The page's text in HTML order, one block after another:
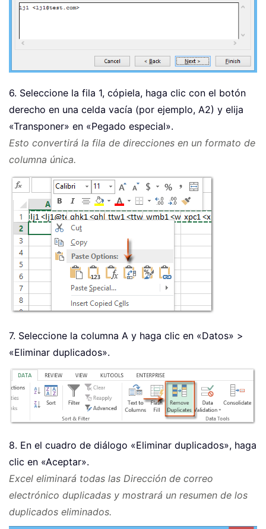
6. Seleccione la fila 1, cópiela, haga clic con el botón
derecho en una celda vacía (por ejemplo, A2) y elija
«Transponer» en «Pegado especial».
Esto convertirá la fila de direcciones en un formato de
columna única.
7. Seleccione la columna A y haga clic en «Datos» >
«Eliminar duplicados».
8. En el cuadro de diálogo «Eliminar duplicados», haga
clic en «Aceptar».
Excel eliminará todas las Dirección de correo
electrónico duplicadas y mostrará un resumen de los
duplicados eliminados.